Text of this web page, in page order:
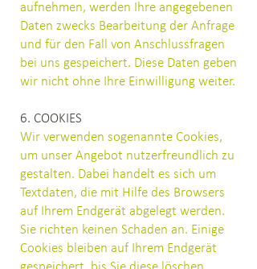
aufnehmen, werden Ihre angegebenen
Daten zwecks Bearbeitung der Anfrage
und für den Fall von Anschlussfragen
bei uns gespeichert. Diese Daten geben
wir nicht ohne Ihre Einwilligung weiter.
6. COOKIES
Wir verwenden sogenannte Cookies,
um unser Angebot nutzerfreundlich zu
gestalten. Dabei handelt es sich um
Textdaten, die mit Hilfe des Browsers
auf Ihrem Endgerät abgelegt werden.
Sie richten keinen Schaden an. Einige
Cookies bleiben auf Ihrem Endgerät